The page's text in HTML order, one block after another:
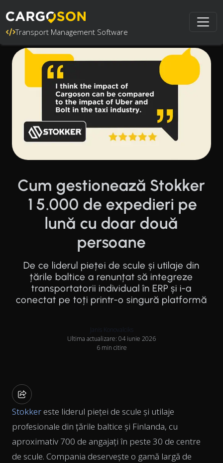
Transport Management Software
Cum gestionează Stokker
15.000 de expedieri pe
lună cu doar două
persoane
De ce liderul pieței de scule și utilaje din
țările baltice a renunțat să integreze
transportatorii individual în ERP și i-a
conectat pe toți printr-o singură platformă
Janis Konovalciks
Ultima actualizare: 04 iunie 2026
6 min citire
Stokker este liderul pieței de scule și utilaje
profesionale din țările baltice și Finlanda, cu
aproximativ 700 de angajați în peste 30 de centre
de scule. Compania deservește o gamă largă de